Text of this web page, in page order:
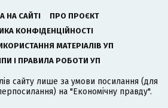
НА САЙТІ
ПРО ПРОЄКТ
КОНФІДЕНЦІЙНОСТІ
МАТЕРІАЛІВ УП
І ПРАВИЛА РОБОТИ УП
сайту лише за умови посилання (для
на "Економічну правду".